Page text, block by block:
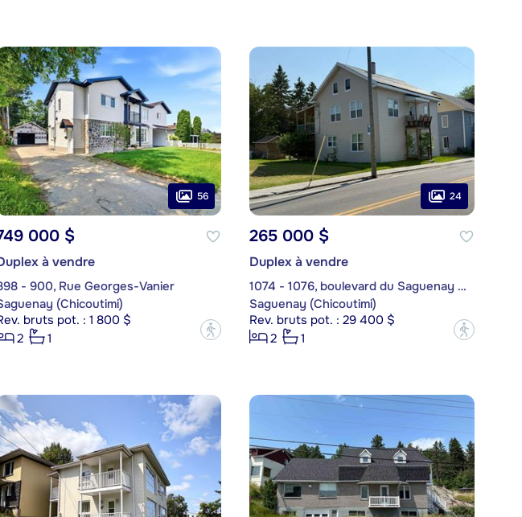
56
000 $
à vendre
- 900, Rue Georges-Vanier
(Chicoutimi)
bruts pot. : 1 800 $
2
1
?
24
265 000 $
Duplex à vendre
1074 - 1076, boulevard du Saguenay Est
Saguenay (Chicoutimi)
Rev. bruts pot. : 29 400 $
2
1
?